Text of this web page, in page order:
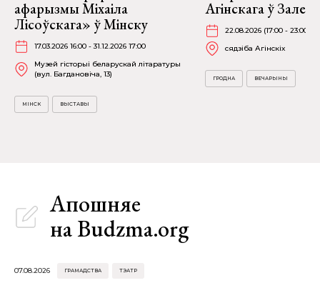
афарызмы Міхаіла
Лісоўскага» ў Мінску
17.03.2026 16:00 - 31.12.2026 17:00
Музей гісторыі беларускай літаратуры
(вул. Багдановіча, 13)
МІНСК ВЫСТАВЫ
Агінскага ў
22.08.2026 (17:00 - 23:00)
сядзіба Агінскіх
ГРОДНА ВЕЧАРЫНЫ
Апошняе
на Budzma.org
07.08.2026 ГРАМАДСТВА ТЭАТР